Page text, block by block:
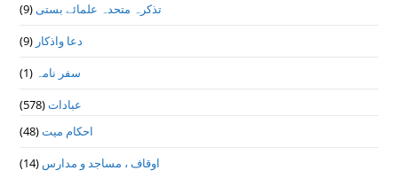
تذكرہ متحدہ علمائے بستى(9)
دعا واذكار (9)
سفر نامہ (1)
عبادات(578)
احکام میت(48)
اوقاف ، مساجد و مدارس (14)